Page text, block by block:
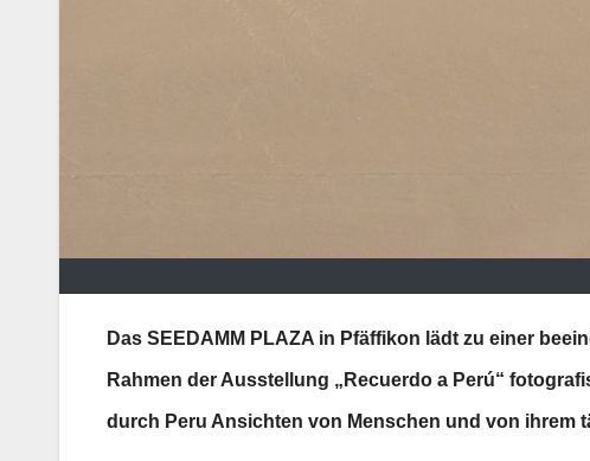
Das SEEDAMM PLAZA in Pfäffikon lädt zu einer
Rahmen der Ausstellung „Recuerdo a Perú“
durch Peru Ansichten von Menschen und von ihrem